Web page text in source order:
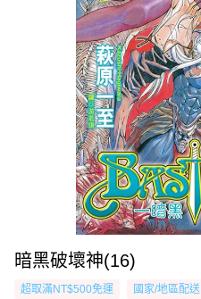
暗黑破壞神(16)
超取滿NT$500免運 國家/地區配送